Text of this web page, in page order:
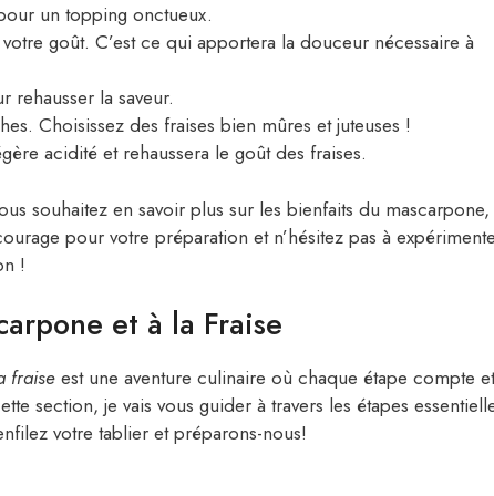
un topping onctueux.
goût. C’est ce qui apportera la douceur nécessaire à
rehausser la saveur.
Choisissez des fraises bien mûres et juteuses !
acidité et rehaussera le goût des fraises.
souhaitez en savoir plus sur les bienfaits du mascarpone,
pour votre préparation et n’hésitez pas à
!
et à la Fraise
fraise est une aventure culinaire où chaque étape compte et
section, je vais vous guider à travers les étapes
votre tablier et préparons-nous!